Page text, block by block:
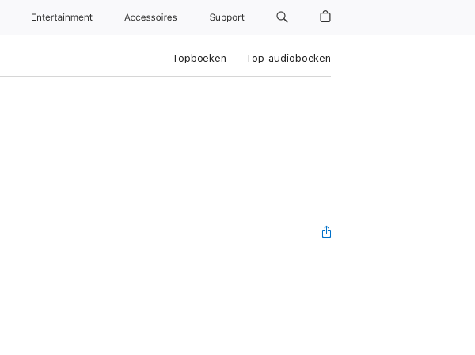
Entertainment Accessoires Support
Topboeken Top-audioboeken